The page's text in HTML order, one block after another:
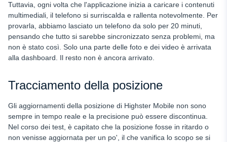
Tuttavia, ogni volta che l'applicazione inizia a caricare i contenuti
multimediali, il telefono si surriscalda e rallenta notevolmente. Per
provarla, abbiamo lasciato un telefono da solo per 20 minuti,
pensando che tutto si sarebbe sincronizzato senza problemi, ma
non è stato così. Solo una parte delle foto e dei video è arrivata
alla dashboard. Il resto non è ancora arrivato.
Tracciamento della posizione
Gli aggiornamenti della posizione di Highster Mobile non sono
sempre in tempo reale e la precisione può essere discontinua.
Nel corso dei test, è capitato che la posizione fosse in ritardo o
non venisse aggiornata per un po', il che vanifica lo scopo se si